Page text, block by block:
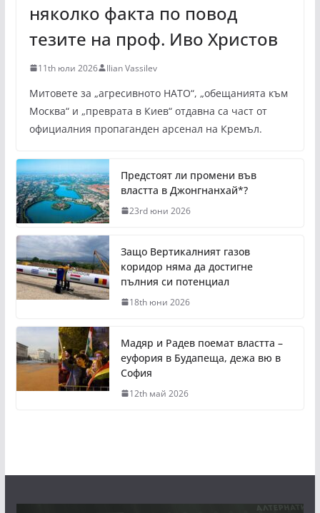
няколко факта по повод
тезите на проф. Иво Христов
11th юли 2026 Ilian Vassilev
Митовете за „агресивното НАТО“, „обещанията към
Москва“ и „преврата в Киев“ отдавна са част от
официалния пропаганден арсенал на Кремъл.
Предстоят ли промени във
властта в Джонгнанхай*?
23rd юни 2026
Защо Вертикалният газов
коридор няма да достигне
пълния си потенциал
18th юни 2026
Мадяр и Радев поемат властта –
еуфория в Будапеща, дежа вю в
София
12th май 2026